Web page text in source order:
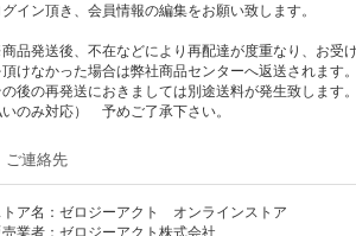
グイン頂き、会員情報の編集をお願い致します。
品発送後、不在などにより再配達が度重なり、お受
頂けなかった場合は弊社商品センターへ返送されます。
の後の再発送におきましては別途送料が発生致します
のみ対応） 予めご了承下さい。
ご連絡先
トア名：ゼロジーアクト オンラインストア